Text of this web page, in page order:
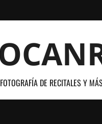
DE RECITALES Y